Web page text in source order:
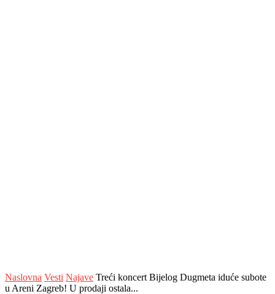
Naslovna Vesti Najave Treći koncert Bijelog Dugmeta iduće subote
u Areni Zagreb! U prodaji ostala...